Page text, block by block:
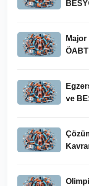
Major
ve